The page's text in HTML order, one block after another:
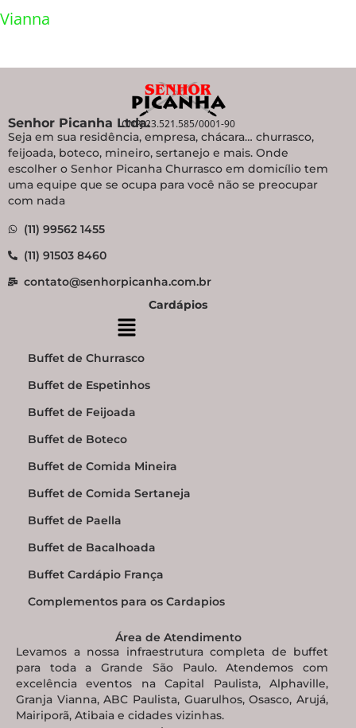
Vianna
Senhor Picanha Ltda.CNPJ 23.521.585/0001-90
Seja em sua residência, empresa, chácara… churrasco,
feijoada, boteco, mineiro, sertanejo e mais. Onde
escolher o Senhor Picanha Churrasco em domicílio tem
uma equipe que se ocupa para você não se preocupar
com nada
(11) 99562 1455
(11) 91503 8460
contato@senhorpicanha.com.br
Cardápios
Buffet de Churrasco
Buffet de Espetinhos
Buffet de Feijoada
Buffet de Boteco
Buffet de Comida Mineira
Buffet de Comida Sertaneja
Buffet de Paella
Buffet de Bacalhoada
Buffet Cardápio França
Complementos para os Cardapios
Área de Atendimento
Levamos a nossa infraestrutura completa de buffet
para toda a Grande São Paulo. Atendemos com
excelência eventos na Capital Paulista, Alphaville,
Granja Vianna, ABC Paulista, Guarulhos, Osasco, Arujá,
Mairiporã, Atibaia e cidades vizinhas.